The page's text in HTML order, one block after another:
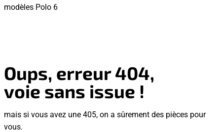
modèles Polo 6
Oups, erreur 404,
voie sans issue !
mais si vous avez une 405, on a sûrement des pièces pour
vous.